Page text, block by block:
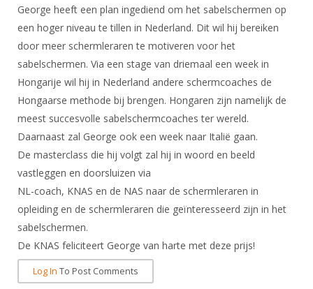
Forums
Maandelijks archief
Evenement
Gebruiksvoorwaarden
Handleiding
Historie
Tarieven
Reglementen
Ledencijfers
Sponsors en Partners
Organisatie
Bestuur
Commissies
Ereleden
Leden van Verdiensten
Vacatures
Recreatiesport
Veteranen
Lichtzwaardschermen
Wedstrijdsport
Ranglijsten
Inschrijven
Reglementen
Materiaal
Schermpaspoort
Rolstoelschermen
Wat is topsport
Nieuws
NK's
Oranje
DBT
SBT
Talentontwikkeling
Internationale Titeltoernooien
Informatie
Voor de jeugd
Spreekbeurtpakket
Ouders en vereniging
Jeugdkampen
Brassardsysteem
Voor coaches en leraren
Nieuws
Nationale opleidingen
Internationale opleidingen
Opleidingen
Forums
Schermforum
Nieuws
Contact
NK organiseren
George heeft een plan ingediend om het sabelschermen op
een hoger niveau te tillen in Nederland. Dit wil hij bereiken
door meer schermleraren te motiveren voor het
sabelschermen. Via een stage van driemaal een week in
Hongarije wil hij in Nederland andere schermcoaches de
Hongaarse methode bij brengen. Hongaren zijn namelijk de
meest succesvolle sabelschermcoaches ter wereld.
Daarnaast zal George ook een week naar Italië gaan.
De masterclass die hij volgt zal hij in woord en beeld
vastleggen en doorsluizen via
NL-coach, KNAS en de NAS naar de schermleraren in
opleiding en de schermleraren die geïnteresseerd zijn in het
sabelschermen.
De KNAS feliciteert George van harte met deze prijs!
Log In To Post Comments